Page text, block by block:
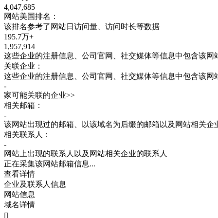
4,047,685
网站美国排名：
该排名参考了网站日访问量、访问时长等数据
195.7万+
1,957,914
这些企业的注册信息、公司官网、社交媒体等信息中包含该网
关联企业：
这些企业的注册信息、公司官网、社交媒体等信息中包含该网
-
家可能关联的企业>>
相关邮箱：
-
该网站出现过的邮箱、以该域名为后缀的邮箱以及网站相关企
相关联系人：
-
网站上出现的联系人以及网站相关企业的联系人
正在采集该网站邮箱信息...
查看详情
企业及联系人信息
网站信息
域名详情
